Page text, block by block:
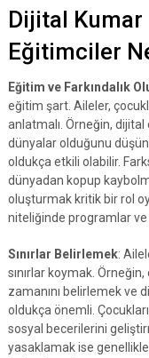
Dijital Kumar
Eğitimciler
Eğitim ve Farkındalık
eğitim şart. Aileler,
anlatmalı. Örneğin,
dünyalar olduğunu
oldukça etkili olabilir.
dünyadan kopup
oluşturmak kritik bir rol
niteliğinde programlar
Sınırlar Belirlemek:
sınırlar koymak.
zamanını belirlemek ve
oldukça önemli.
sosyal becerilerini
yasaklamak ise